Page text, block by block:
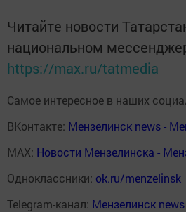
Читайте новости
национальном
https://max.ru/tatmedia
Самое интересное в наших
ВКонтакте: Мензелинск news -
MAX: Новости Мензелинска -
Одноклассники: ok.ru/menzelinsk
Telegram-канал: Мензелинск